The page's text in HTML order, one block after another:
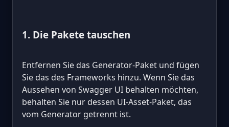
1. Die Pakete tauschen
Entfernen Sie das Generator-Paket und fügen
Sie das des Frameworks hinzu. Wenn Sie das
Aussehen von Swagger UI behalten möchten,
behalten Sie nur dessen UI-Asset-Paket, das
vom Generator getrennt ist.